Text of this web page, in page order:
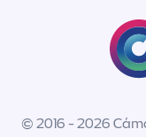
© 2016 - 2026